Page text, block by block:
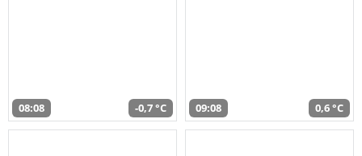
08:08 -0,7 °C 09:08 0,6 °C